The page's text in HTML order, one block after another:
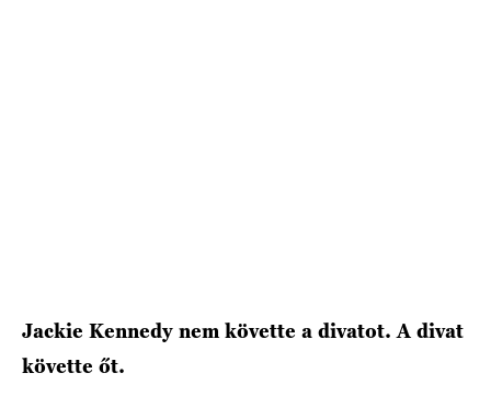
Jackie Kennedy nem követte a divatot. A divat
követte őt.